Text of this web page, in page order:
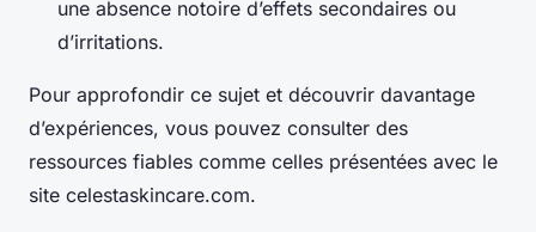
une absence notoire d’effets secondaires ou
d’irritations.
Pour approfondir ce sujet et découvrir davantage
d’expériences, vous pouvez consulter des
ressources fiables comme celles présentées avec le
site celestaskincare.com.